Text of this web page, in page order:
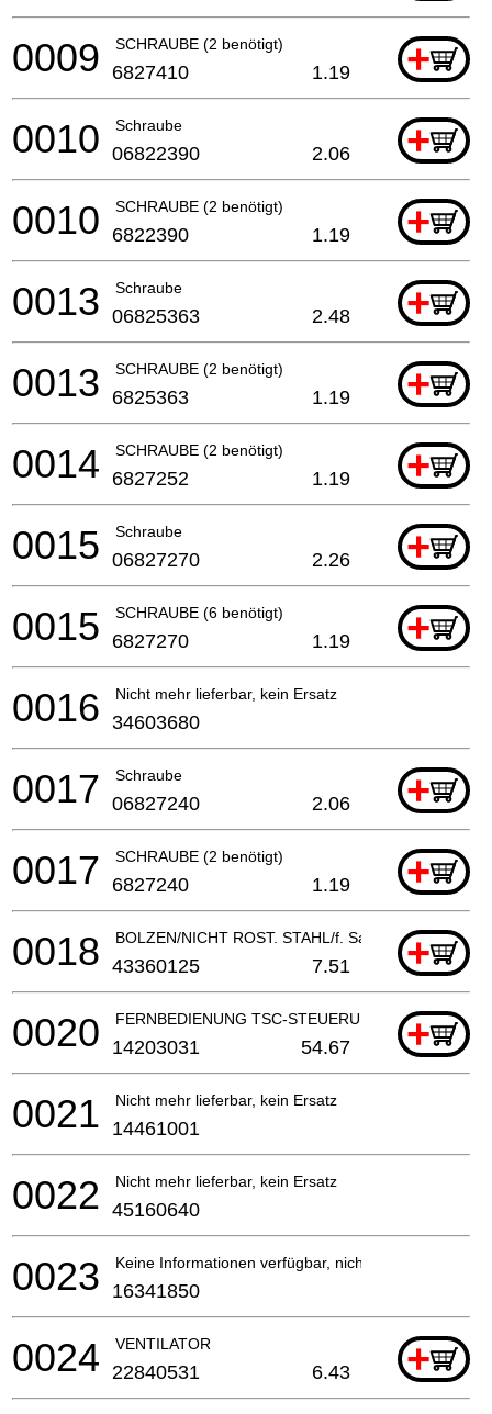
SCHRAUBE (2 benötigt) +
0009 6827410 1.19
Schraube +
0010 06822390 2.06
SCHRAUBE (2 benötigt) +
0010 6822390 1.19
Schraube +
0013 06825363 2.48
SCHRAUBE (2 benötigt) +
0013 6825363 1.19
SCHRAUBE (2 benötigt) +
0014 6827252 1.19
Schraube +
0015 06827270 2.26
SCHRAUBE (6 benötigt) +
0015 6827270 1.19
Nicht mehr lieferbar, kein Ersatz
0016 34603680
Schraube +
0017 06827240 2.06
SCHRAUBE (2 benötigt) +
0017 6827240 1.19
BOLZEN/NICHT ROST. STAHL/f. Saebelsaege
+
0018 43360125 7.51
FERNBEDIENUNG TSC-STEUERUNG +
0020 14203031 54.67
Nicht mehr lieferbar, kein Ersatz
0021 14461001
Nicht mehr lieferbar, kein Ersatz
0022 45160640
Keine Informationen verfügbar, nicht bestellbar
0023 16341850
VENTILATOR +
0024 22840531 6.43